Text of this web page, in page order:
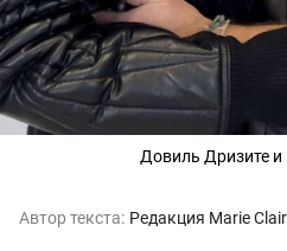
Довиль Дризите и
Автор текста: Редакция Marie